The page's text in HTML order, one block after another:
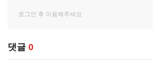
댓글 0